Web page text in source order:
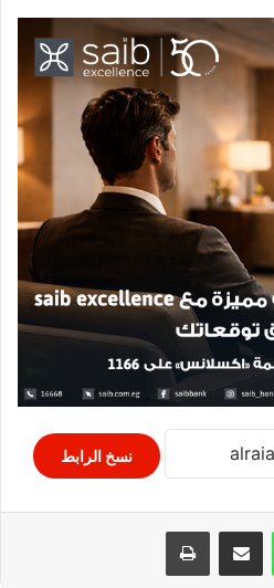
نسخ الرابط
واتساب مشاركة عبر البريد طباعة